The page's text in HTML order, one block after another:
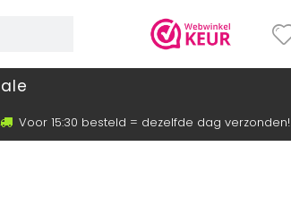
Voor 15:30 besteld = dezelfde dag verzonden!